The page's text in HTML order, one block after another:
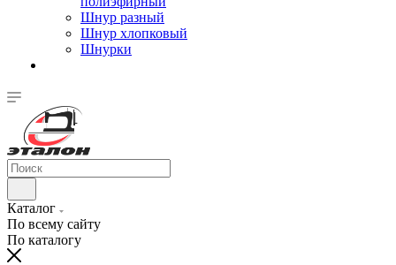
Шнур разный
Шнур хлопковый
Шнурки
Каталог
По всему сайту
По каталогу